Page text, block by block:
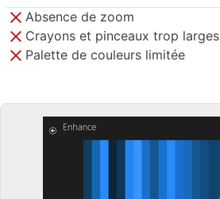
Absence de zoom
Crayons et pinceaux trop larges
Palette de couleurs limitée